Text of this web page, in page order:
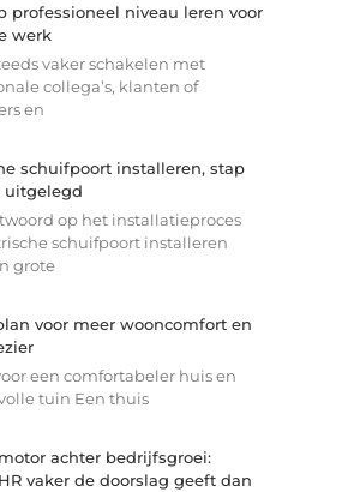
professioneel niveau leren voor
werk
vaker schakelen met
collega’s, klanten of
en
schuifpoort installeren, stap
uitgelegd
op het installatieproces
schuifpoort installeren
grote
voor meer wooncomfort en
een comfortabeler huis en
tuin Een thuis
achter bedrijfsgroei:
vaker de doorslag geeft dan